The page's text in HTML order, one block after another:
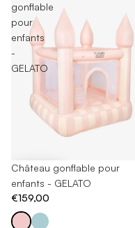
gonflable
pour
enfants
-
GELATO
Château gonflable pour
enfants - GELATO
€159,00